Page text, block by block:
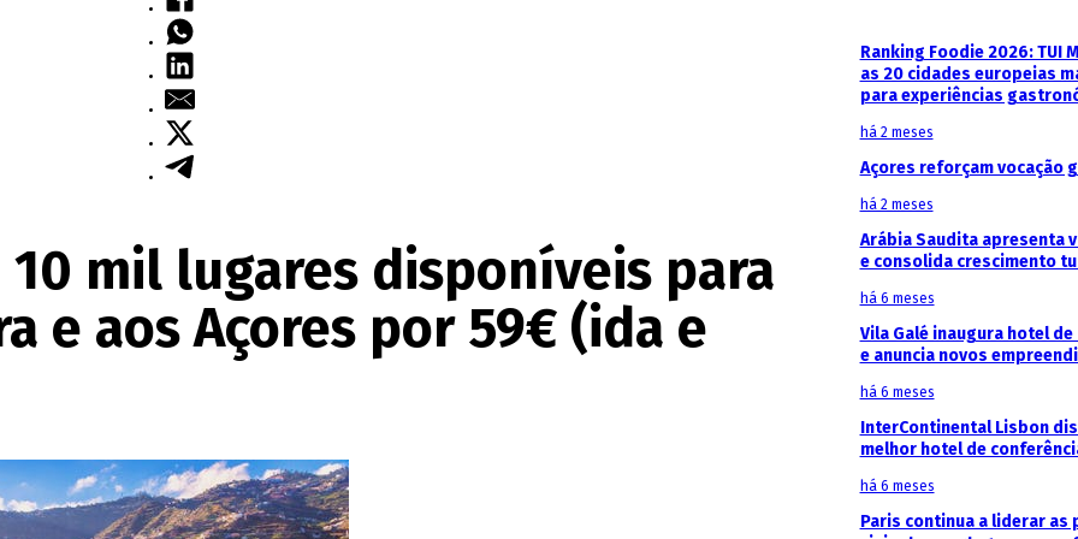
mil lugares disponíveis para
e aos Açores por 59€ (ida e
Ranking Foodie 2026: TUI
as 20 cidades europeias
para experiências
há 2 meses
Açores reforçam vocação
há 2 meses
Arábia Saudita apresenta
e consolida crescimento
há 6 meses
Vila Galé inaugura hotel de
e anuncia novos
há 6 meses
InterContinental Lisbon
melhor hotel de
há 6 meses
Paris continua a liderar as